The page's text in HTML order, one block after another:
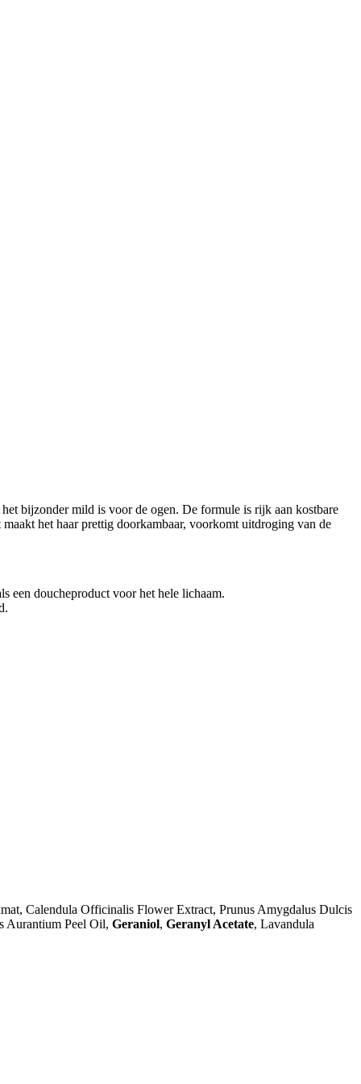
bijzonder mild is voor de ogen. De formule is rijk aan kostbare
het haar prettig doorkambaar, voorkomt uitdroging van de
een doucheproduct voor het hele lichaam.
Calendula Officinalis Flower Extract, Prunus Amygdalus Dulcis
Aurantium Peel Oil, Geraniol, Geranyl Acetate, Lavandula